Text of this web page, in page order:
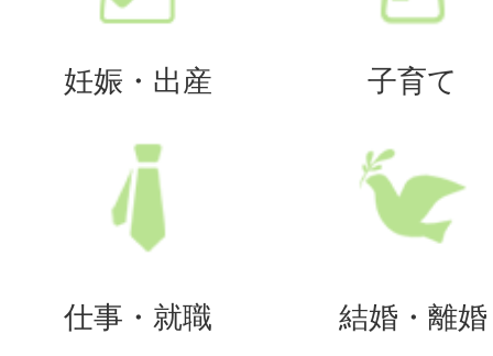
妊娠・出産 子育て
仕事・就職 結婚・離婚